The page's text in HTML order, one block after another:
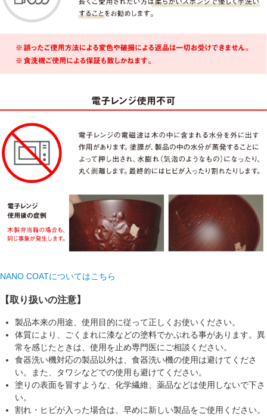
NANO COATについてはこちら
【取り扱いの注意】
製品本来の用途、使用目的に従って正しくお使いください。
体質により、ごくまれに漆などの塗料でかぶれる事があります。異
常を感じたときは、使用を止め専門医にご相談ください。
食器洗い機対応の製品以外は、食器洗い機の使用は避けてくださ
い。また、タワシなどでの使用も避けてください。
塗りの表面を冒すような、化学繊維、薬品などは使用しないで下さ
い。
割れ・ヒビが入った場合は、早めに新しい製品をご使用ください。